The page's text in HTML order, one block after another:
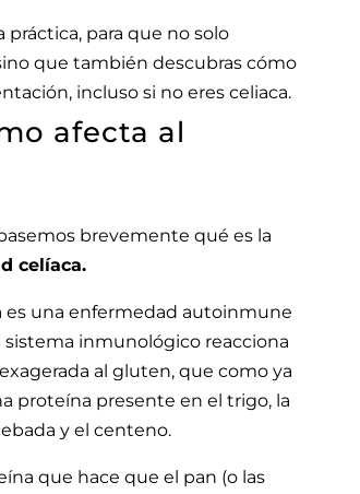
para que no solo
que también descubras cómo
incluso si no eres celiaca.
afecta al
brevemente qué es la
celíaca.
es una enfermedad autoinmune
sistema inmunológico reacciona
al gluten, que como ya
proteína presente en el trigo, la
y el centeno.
que hace que el pan (o las